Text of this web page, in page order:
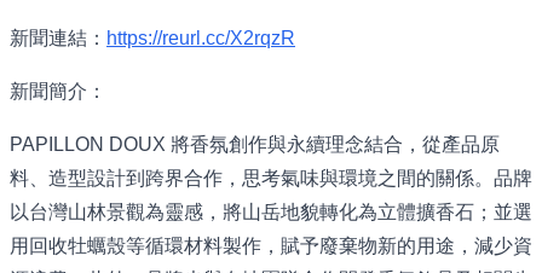
新聞連結： https://reurl.cc/X2rqzR
新聞簡介：
PAPILLON DOUX 將香氛創作與永續理念結合，從產品原
料、造型設計到跨界合作，思考氣味與環境之間的關係。品牌
以台灣山林景觀為靈感，將山岳地貌轉化為立體擴香石；並選
用回收牡蠣殼等循環材料製作，賦予廢棄物新的用途，減少資